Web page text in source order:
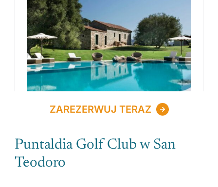
ZAREZERWUJ TERAZ
Puntaldia Golf Club w San
Teodoro